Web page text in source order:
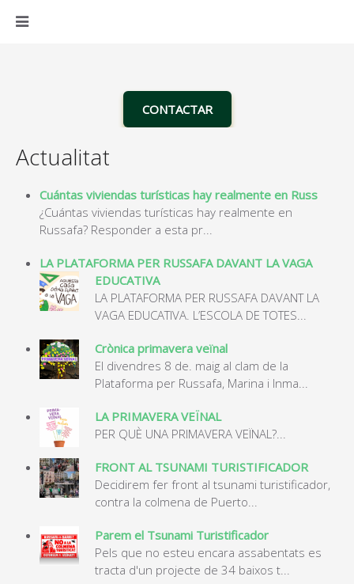
CONTACTAR
Actualitat
Cuántas viviendas turísticas hay realmente en Russ
¿Cuántas viviendas turísticas hay realmente en
Russafa? Responder a esta pr...
LA PLATAFORMA PER RUSSAFA DAVANT LA VAGA
EDUCATIVA
LA PLATAFORMA PER RUSSAFA DAVANT LA
VAGA EDUCATIVA. L’ESCOLA DE TOTES...
Crònica primavera veïnal
El divendres 8 de. maig al clam de la
Plataforma per Russafa, Marina i Inma...
LA PRIMAVERA VEÏNAL
PER QUÈ UNA PRIMAVERA VEÏNAL?...
FRONT AL TSUNAMI TURISTIFICADOR
Decidirem fer front al tsunami turistificador,
contra la colmena de Puerto...
Parem el Tsunami Turistificador
Pels que no esteu encara assabentats es
tracta d'un projecte de 34 baixos t...